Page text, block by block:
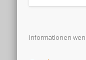
Informationen